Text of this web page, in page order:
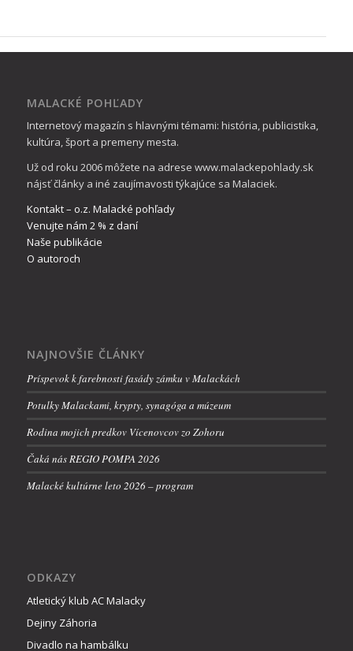
MALACKÉ POHĽADY
Internetový magazín s hlavnými témami: história, publicistika,
kultúra, šport a premeny mesta.
Už od roku 2006 môžete na adrese www.malackepohlady.sk
nájsť články a iné zaujímavosti týkajúce sa Malaciek.
Kontakt – o.z. Malacké pohľady
Venujte nám 2 % z daní
Naše publikácie
O autoroch
NAJNOVŠIE ČLÁNKY
Príspevok k farebnosti fasády zámku v Malackách
Potulky Malackami, krypty, synagóga a múzeum
Rodina mojich predkov Vícenovcov zo Zohoru
Čaká nás REGIO POMPA 2026
Malacké kultúrne leto 2026 – program
ODKAZY
Atletický klub AC Malacky
Dejiny Záhoria
Divadlo na hambálku